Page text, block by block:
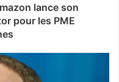
lance son
pour les PME